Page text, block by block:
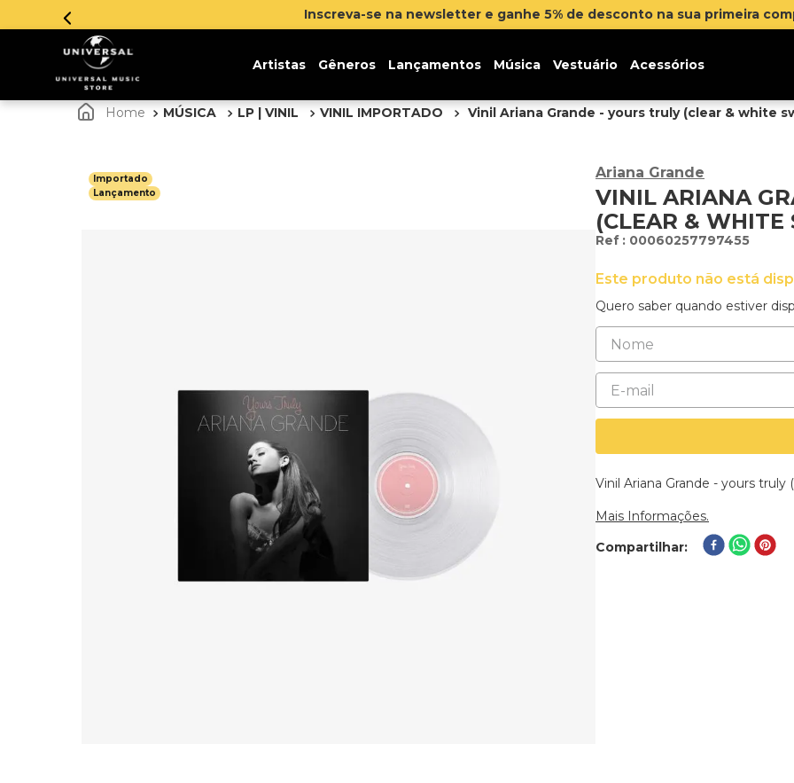
e ganhe 5% de desconto na sua primeira compra Clique aqui
Artistas Gêneros Lançamentos Música Vestuário Acessórios
MÚSICA LP | VINIL VINIL IMPORTADO Vinil Ariana Grande - yours truly (clear & white
Importado
Lançamento
Ariana Grande
VINIL ARIANA
(CLEAR &
: 00060257797455
Este produto não está
Quero saber quando estiver
Vinil Ariana Grande - yours
Mais Informações.
Compartilhar